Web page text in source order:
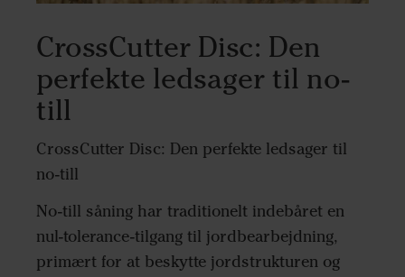
CrossCutter Disc: Den
perfekte ledsager til no-
till
CrossCutter Disc: Den perfekte ledsager til
no-till
No-till såning har traditionelt indebåret en
nul-tolerance-tilgang til jordbearbejdning,
primært for at beskytte jordstrukturen og